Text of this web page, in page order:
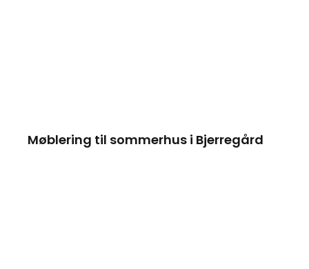
Møblering til sommerhus i Bjerregård